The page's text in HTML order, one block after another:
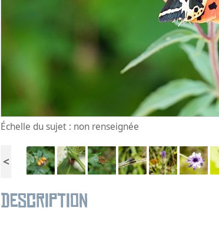
Échelle du sujet : non renseignée
<
Description